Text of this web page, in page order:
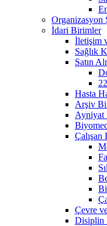
Organizasyon
İdari Birimler
İletişim
Sağlık
Satın
Hasta
Arşiv
Ayniyat
Çalışan
Çevre
Disiplin